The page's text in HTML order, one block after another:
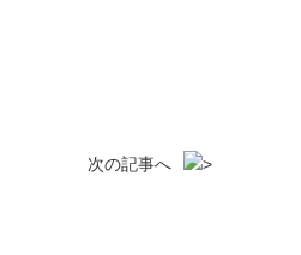
次の記事へ